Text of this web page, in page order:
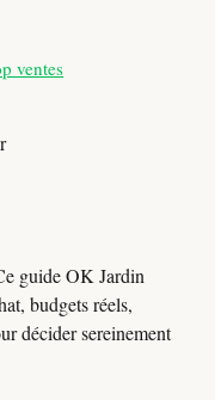
ventes
guide OK Jardin
budgets réels,
décider sereinement